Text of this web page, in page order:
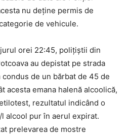
nu deține permis de
de vehicule.
orei 22:45, polițiștii din
au depistat pe strada
de un bărbat de 45 de
acesta emana halenă alcoolică,
rezultatul indicând o
alcool pur în aerul expirat.
prelevarea de mostre